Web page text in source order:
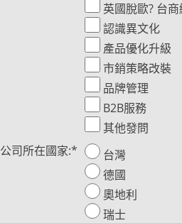
英國脫歐? 台
認識異文化
產品優化升級
市銷策略改裝
品牌管理
B2B服務
其他發問
公司所在國家:*
台灣
德國
奧地利
瑞士